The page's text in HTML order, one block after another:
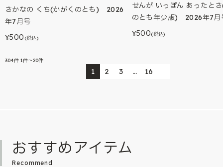
さかなの くち(かがくのとも) 2026
年7月号
¥500 (税込)
せんが いっぽん あったと
のとも年少版) 2026年7月
¥500(税込)
304件 1件～20件
1 2 3 … 16
おすすめアイテム
Recommend